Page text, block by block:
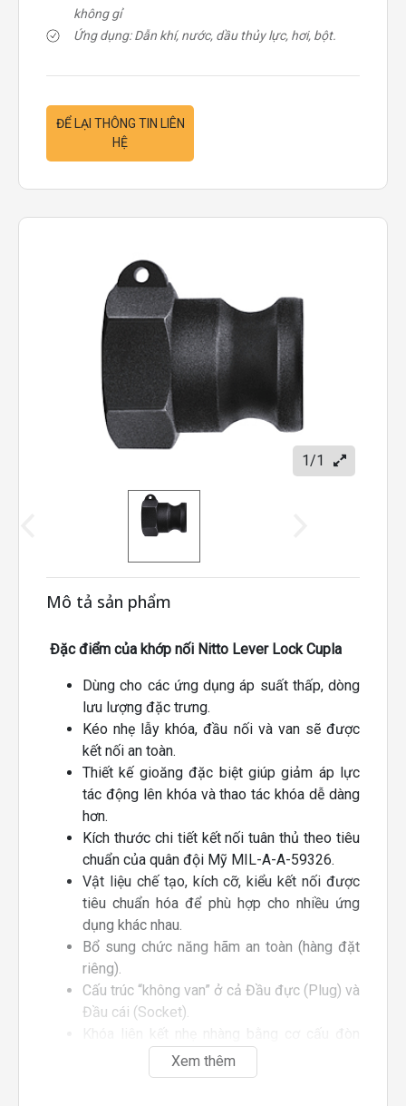
1/1
Mô tả sản phẩm
Đặc điểm của khớp nối Nitto Lever Lock Cupla
Dùng cho các ứng dụng áp suất thấp, dòng
lưu lượng đặc trưng.
Kéo nhẹ lẫy khóa, đầu nối và van sẽ được
kết nối an toàn.
Thiết kế gioăng đặc biệt giúp giảm áp lực
tác động lên khóa và thao tác khóa dễ dàng
hơn.
Kích thước chi tiết kết nối tuân thủ theo tiêu
chuẩn của quân đội Mỹ MIL-A-A-59326.
Vật liệu chế tạo, kích cỡ, kiểu kết nối được
tiêu chuẩn hóa để phù hợp cho nhiều ứng
dụng khác nhau.
Bổ sung chức năng hãm an toàn (hàng đặt
riêng).
Cấu trúc “không van” ở cả Đầu đực (Plug) và
Đầu cái (Socket).
Có thêm loại vật liệu bằng nhựa tổng hợp.
Xem thêm
không gỉ
Ứng dụng: Dẫn khí, nước, dầu thủy lực, hơi, bột.
ĐỂ LẠI THÔNG TIN LIÊN
HỆ